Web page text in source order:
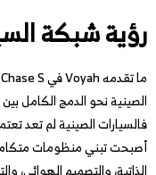
رؤية شبكة
الصينية نحو الدمج الكامل بين
فالسيارات الصينية لم تعد
أصبحت تبني منظومات
الذاتية، والتصميم